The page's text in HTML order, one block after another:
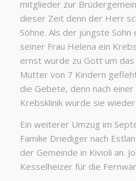
mitglieder zur
dieser Zeit denn der Herr
Söhne. Als der jüngste
seiner Frau Helena ein
ernst wurde zu Gott um
Mutter von 7 Kindern
die Gebete, denn nach
Krebsklinik wurde sie
Ein weiterer Umzug im
Familie Driediger nach
der Gemeinde in Kivioli an.
Kesselheizer für die